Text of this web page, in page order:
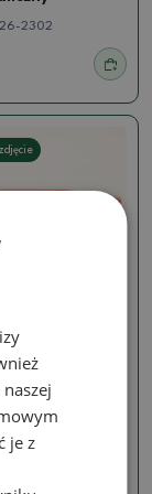
2302
° C
miseczka do
x 8 x 4 cm,
je z